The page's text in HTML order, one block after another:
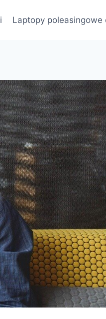
Laptopy poleasingowe